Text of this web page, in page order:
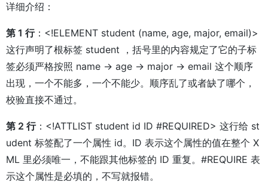
详细介绍：
第 1 行：<!ELEMENT student (name, age, major, email)>
这行声明了根标签 student ，括号里的内容规定了它的子标
签必须严格按照 name → age → major → email 这个顺序
出现，一个不能多，一个不能少。顺序乱了或者缺了哪个，
校验直接不通过。
第 2 行：<!ATTLIST student id ID #REQUIRED> 这行给 st
udent 标签配了一个属性 id。ID 表示这个属性的值在整个 X
ML 里必须唯一，不能跟其他标签的 ID 重复。#REQUIRE 表
示这个属性是必填的，不写就报错。